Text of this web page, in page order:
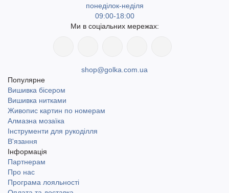
понеділок-неділя
09:00-18:00
Ми в соціальних мережах:
shop@golka.com.ua
Популярне
Вишивка бісером
Вишивка нитками
Живопис картин по номерам
Алмазна мозаїка
Інструменти для рукоділля
В'язання
Інформація
Партнерам
Про нас
Програма лояльності